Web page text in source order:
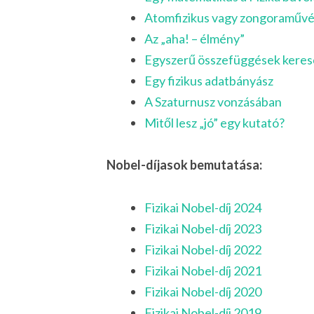
Atomfizikus vagy
Az „aha! – élmény”
Egyszerű összefüggések
Egy fizikus adatbányász
A Szaturnusz vonzásában
Mitől lesz „jó” egy kutató?
Nobel-díjasok bemutatása:
Fizikai Nobel-díj 2024
Fizikai Nobel-díj 2023
Fizikai Nobel-díj 2022
Fizikai Nobel-díj 2021
Fizikai Nobel-díj 2020